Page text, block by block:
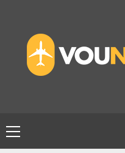
content
Primary
Menu